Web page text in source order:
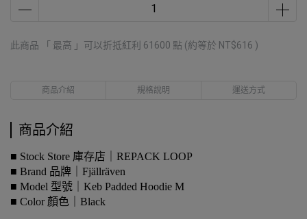
此商品 「 最高 」可以折抵紅利 61600 點 (約等於 NT$616 )
商品介紹 規格說明 運送方式
商品介紹
■ Stock Store 庫存店｜REPACK LOOP
■ Brand 品牌｜Fjällräven
■ Model 型號｜Keb Padded Hoodie M
■ Color 顏色｜Black